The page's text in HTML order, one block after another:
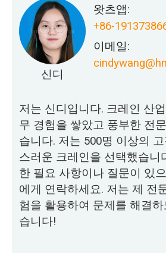
신디
왓츠앱:
+86-
이메일:
저는 신디입니다. 크레인 산
무 경험을 쌓았고 풍부한 전
습니다. 저는 500명 이상의
스러운 크레인을 선택했습니
한 필요 사항이나 질문이 있
에게 연락하세요. 저는 제 전
험을 활용하여 문제를 해결
습니다!